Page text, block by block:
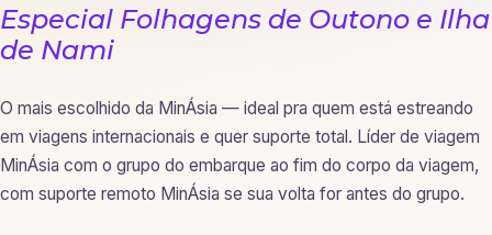
Especial Folhagens de Outono e Ilha
de Nami
O mais escolhido da MinÁsia — ideal pra quem está estreando
em viagens internacionais e quer suporte total. Líder de viagem
MinÁsia com o grupo do embarque ao fim do corpo da viagem,
com suporte remoto MinÁsia se sua volta for antes do grupo.